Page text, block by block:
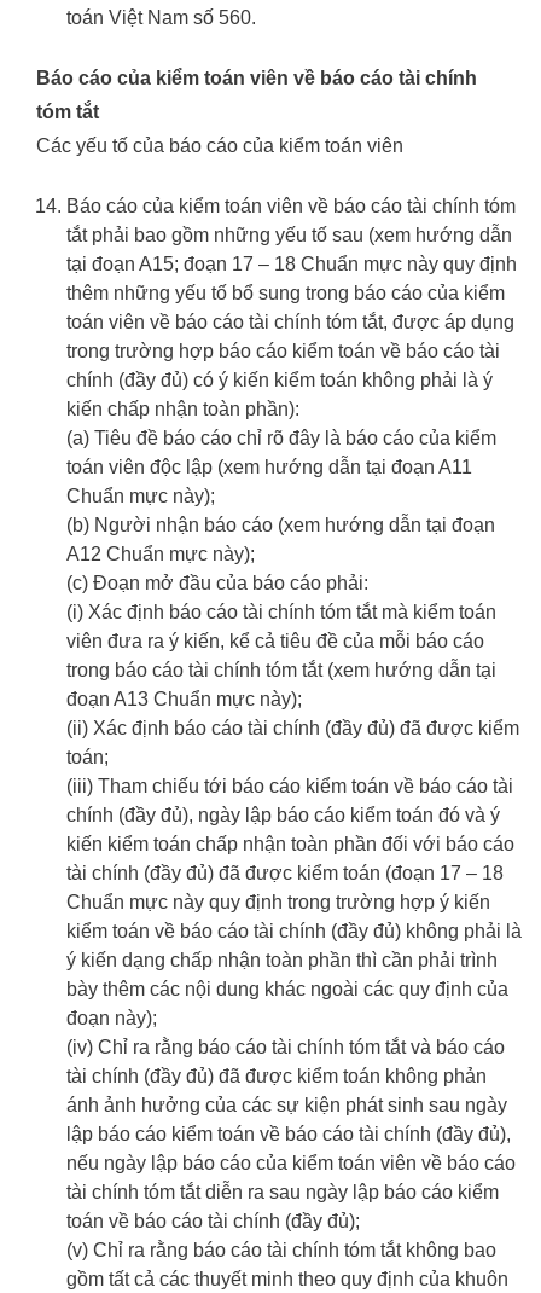
toán Việt Nam số 560.
Báo cáo của kiểm toán viên về báo cáo tài chính
tóm tắt
Các yếu tố của báo cáo của kiểm toán viên
Báo cáo của kiểm toán viên về báo cáo tài chính tóm
tắt phải bao gồm những yếu tố sau (xem hướng dẫn
tại đoạn A15; đoạn 17 – 18 Chuẩn mực này quy định
thêm những yếu tố bổ sung trong báo cáo của kiểm
toán viên về báo cáo tài chính tóm tắt, được áp dụng
trong trường hợp báo cáo kiểm toán về báo cáo tài
chính (đầy đủ) có ý kiến kiểm toán không phải là ý
kiến chấp nhận toàn phần):
(a) Tiêu đề báo cáo chỉ rõ đây là báo cáo của kiểm
toán viên độc lập (xem hướng dẫn tại đoạn A11
Chuẩn mực này);
(b) Người nhận báo cáo (xem hướng dẫn tại đoạn
A12 Chuẩn mực này);
(c) Đoạn mở đầu của báo cáo phải:
(i) Xác định báo cáo tài chính tóm tắt mà kiểm toán
viên đưa ra ý kiến, kể cả tiêu đề của mỗi báo cáo
trong báo cáo tài chính tóm tắt (xem hướng dẫn tại
đoạn A13 Chuẩn mực này);
(ii) Xác định báo cáo tài chính (đầy đủ) đã được kiểm
toán;
(iii) Tham chiếu tới báo cáo kiểm toán về báo cáo tài
chính (đầy đủ), ngày lập báo cáo kiểm toán đó và ý
kiến kiểm toán chấp nhận toàn phần đối với báo cáo
tài chính (đầy đủ) đã được kiểm toán (đoạn 17 – 18
Chuẩn mực này quy định trong trường hợp ý kiến
kiểm toán về báo cáo tài chính (đầy đủ) không phải là
ý kiến dạng chấp nhận toàn phần thì cần phải trình
bày thêm các nội dung khác ngoài các quy định của
đoạn này);
(iv) Chỉ ra rằng báo cáo tài chính tóm tắt và báo cáo
tài chính (đầy đủ) đã được kiểm toán không phản
ánh ảnh hưởng của các sự kiện phát sinh sau ngày
lập báo cáo kiểm toán về báo cáo tài chính (đầy đủ),
nếu ngày lập báo cáo của kiểm toán viên về báo cáo
tài chính tóm tắt diễn ra sau ngày lập báo cáo kiểm
toán về báo cáo tài chính (đầy đủ);
(v) Chỉ ra rằng báo cáo tài chính tóm tắt không bao
gồm tất cả các thuyết minh theo quy định của khuôn